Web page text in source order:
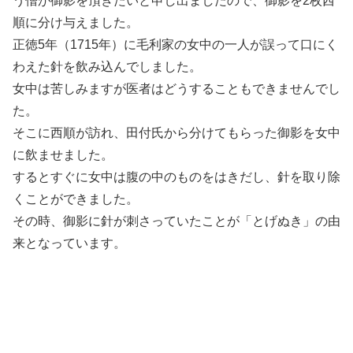
順に分け与えました。
正徳5年（1715年）に毛利家の女中の一人が誤って口にく
わえた針を飲み込んでしました。
女中は苦しみますが医者はどうすることもできませんでし
た。
そこに西順が訪れ、田付氏から分けてもらった御影を女中
に飲ませました。
するとすぐに女中は腹の中のものをはきだし、針を取り除
くことができました。
その時、御影に針が刺さっていたことが「とげぬき」の由
来となっています。